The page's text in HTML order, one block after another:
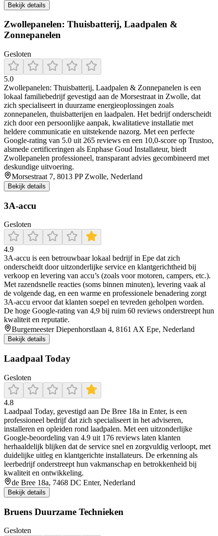
Bekijk details
Zwollepanelen: Thuisbatterij, Laadpalen &
Zonnepanelen
Gesloten
5.0
Zwollepanelen: Thuisbatterij, Laadpalen & Zonnepanelen is een
lokaal familiebedrijf gevestigd aan de Morsestraat in Zwolle, dat
zich specialiseert in duurzame energieoplossingen zoals
zonnepanelen, thuisbatterijen en laadpalen. Het bedrijf onderscheidt
zich door een persoonlijke aanpak, kwalitatieve installatie met
heldere communicatie en uitstekende nazorg. Met een perfecte
Google-rating van 5.0 uit 265 reviews en een 10,0-score op Trustoo,
alsmede certificeringen als Enphase Goud Installateur, biedt
Zwollepanelen professioneel, transparant advies gecombineerd met
deskundige uitvoering.
Morsestraat 7, 8013 PP Zwolle, Nederland
Bekijk details
3A-accu
Gesloten
4.9
3A‑accu is een betrouwbaar lokaal bedrijf in Epe dat zich
onderscheidt door uitzonderlijke service en klantgerichtheid bij
verkoop en levering van accu’s (zoals voor motoren, campers, etc.).
Met razendsnelle reacties (soms binnen minuten), levering vaak al
de volgende dag, en een warme en professionele benadering zorgt
3A‑accu ervoor dat klanten soepel en tevreden geholpen worden.
De hoge Google‑rating van 4,9 bij ruim 60 reviews onderstreept hun
kwaliteit en reputatie.
Burgemeester Diepenhorstlaan 4, 8161 AX Epe, Nederland
Bekijk details
Laadpaal Today
Gesloten
4.8
Laadpaal Today, gevestigd aan De Bree 18a in Enter, is een
professioneel bedrijf dat zich specialiseert in het adviseren,
installeren en opleiden rond laadpalen. Met een uitzonderlijke
Google-beoordeling van 4.9 uit 176 reviews laten klanten
herhaaldelijk blijken dat de service snel en zorgvuldig verloopt, met
duidelijke uitleg en klantgerichte installateurs. De erkenning als
leerbedrijf onderstreept hun vakmanschap en betrokkenheid bij
kwaliteit en ontwikkeling.
de Bree 18a, 7468 DC Enter, Nederland
Bekijk details
Bruens Duurzame Technieken
Gesloten